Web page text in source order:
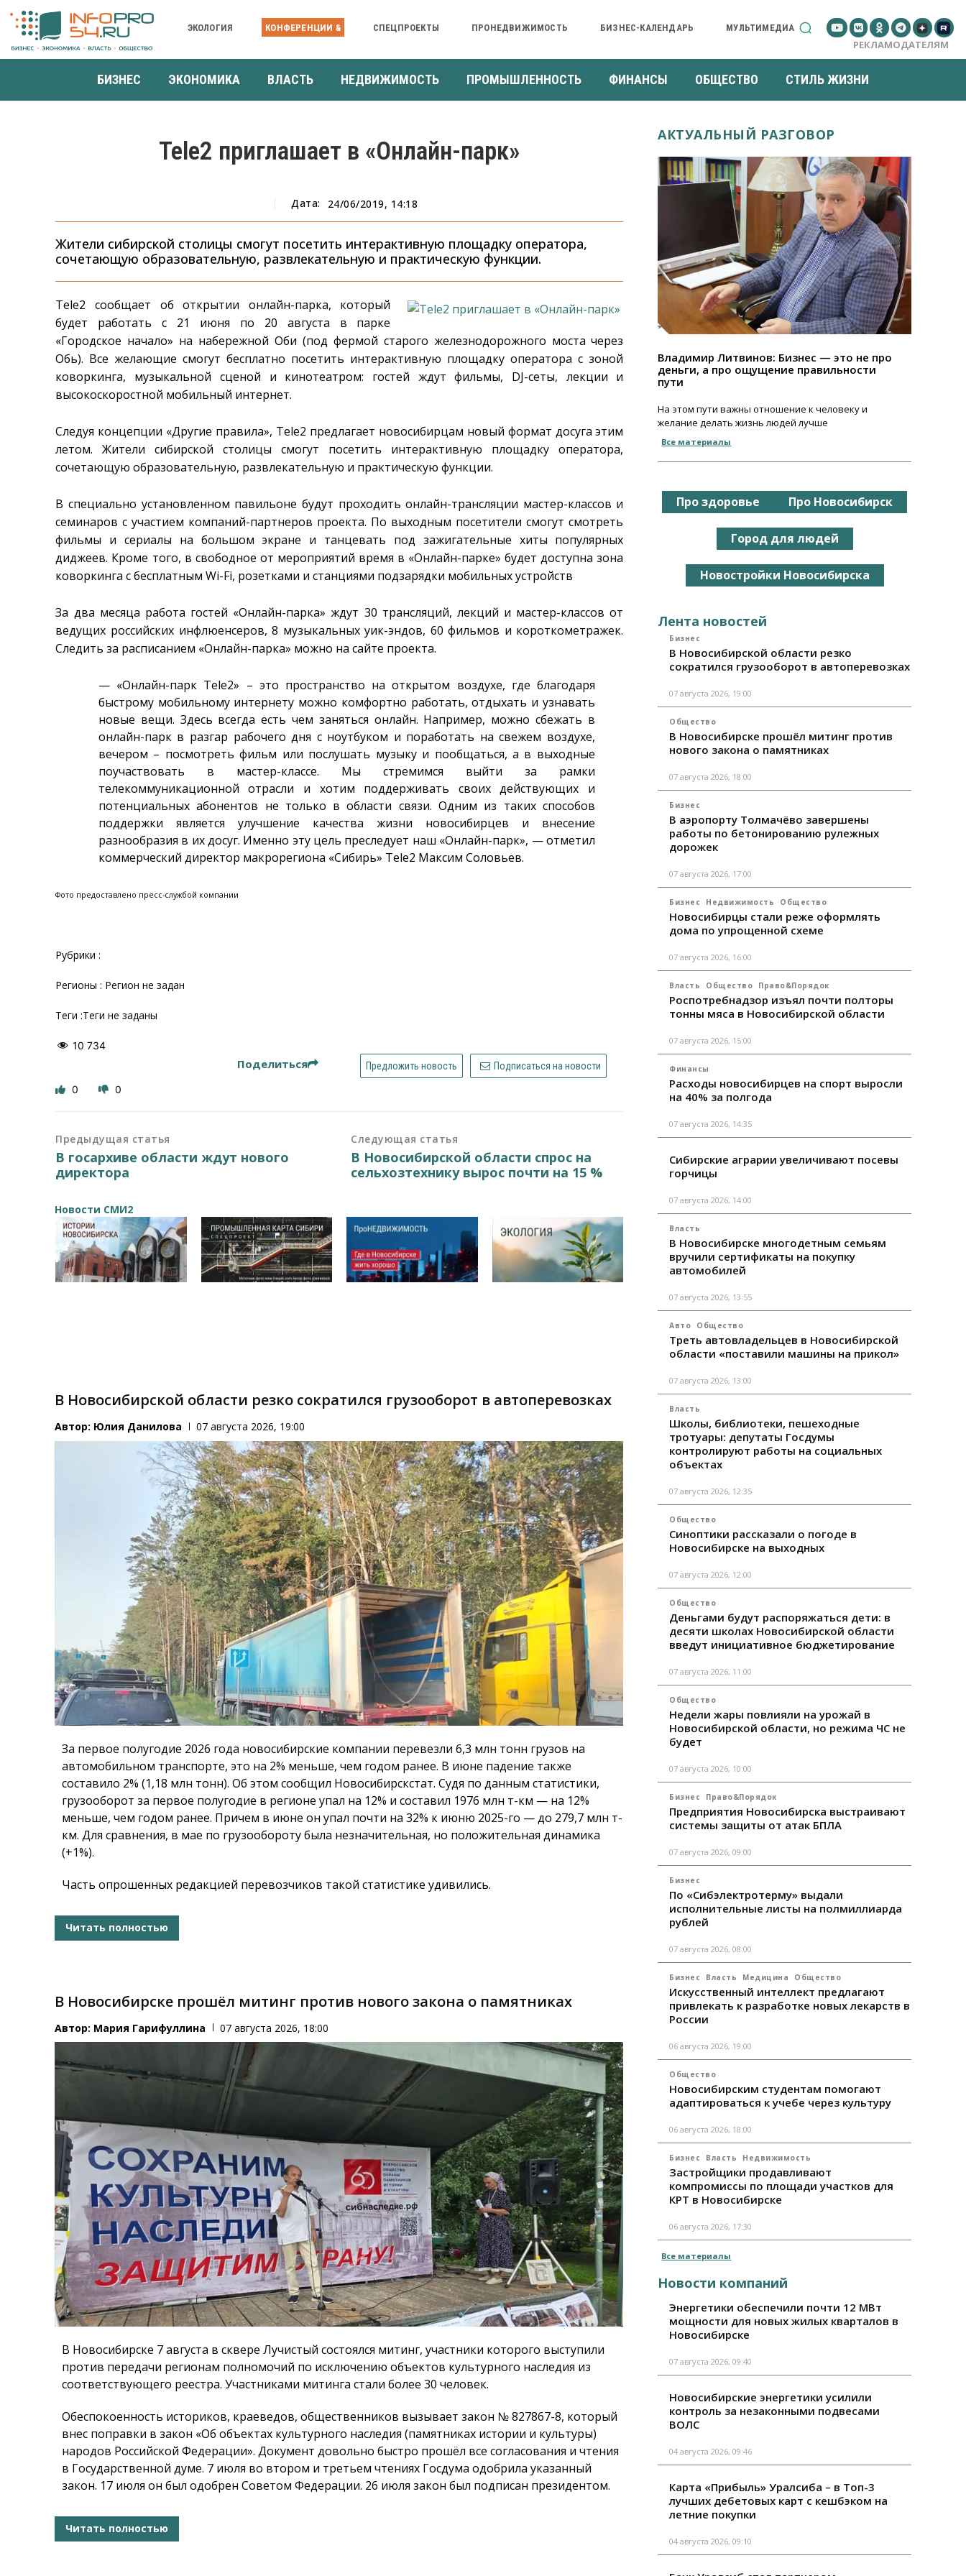
ЭКОЛОГИЯ КОНФЕРЕНЦИИ & СПЕЦПРОЕКТЫ ПРОНЕДВИЖИМОСТЬ БИЗНЕС-КАЛЕНДАРЬ МУЛЬТИМЕДИА
РЕКЛАМОДАТЕЛЯМ
БИЗНЕС ЭКОНОМИКА ВЛАСТЬ НЕДВИЖИМОСТЬ ПРОМЫШЛЕННОСТЬ ФИНАНСЫ ОБЩЕСТВО СТИЛЬ ЖИЗНИ
Tele2 приглашает в «Онлайн-парк»
Дата: 24/06/2019, 14:18
Жители сибирской столицы смогут посетить интерактивную площадку оператора,
сочетающую образовательную, развлекательную и практическую функции.
Tele2 сообщает об открытии онлайн-парка, который
будет работать с 21 июня по 20 августа в парке
«Городское начало» на набережной Оби (под фермой старого железнодорожного моста через
Обь). Все желающие смогут бесплатно посетить интерактивную площадку оператора с зоной
коворкинга, музыкальной сценой и кинотеатром: гостей ждут фильмы, DJ-сеты, лекции и
высокоскоростной мобильный интернет.
Следуя концепции «Другие правила», Tele2 предлагает новосибирцам новый формат досуга этим
летом. Жители сибирской столицы смогут посетить интерактивную площадку оператора,
сочетающую образовательную, развлекательную и практическую функции.
В специально установленном павильоне будут проходить онлайн-трансляции мастер-классов и
семинаров с участием компаний-партнеров проекта. По выходным посетители смогут смотреть
фильмы и сериалы на большом экране и танцевать под зажигательные хиты популярных
диджеев. Кроме того, в свободное от мероприятий время в «Онлайн-парке» будет доступна зона
коворкинга с бесплатным Wi-Fi, розетками и станциями подзарядки мобильных устройств
За два месяца работа гостей «Онлайн-парка» ждут 30 трансляций, лекций и мастер-классов от
ведущих российских инфлюенсеров, 8 музыкальных уик-эндов, 60 фильмов и короткометражек.
Следить за расписанием «Онлайн-парка» можно на сайте проекта.
— «Онлайн-парк Tele2» – это пространство на открытом воздухе, где благодаря
быстрому мобильному интернету можно комфортно работать, отдыхать и узнавать
новые вещи. Здесь всегда есть чем заняться онлайн. Например, можно сбежать в
онлайн-парк в разгар рабочего дня с ноутбуком и поработать на свежем воздухе,
вечером – посмотреть фильм или послушать музыку и пообщаться, а в выходные
поучаствовать в мастер-классе. Мы стремимся выйти за рамки
телекоммуникационной отрасли и хотим поддерживать своих действующих и
потенциальных абонентов не только в области связи. Одним из таких способов
поддержки является улучшение качества жизни новосибирцев и внесение
разнообразия в их досуг. Именно эту цель преследует наш «Онлайн-парк», — отметил
коммерческий директор макрорегиона «Сибирь» Tele2 Максим Соловьев.
Фото предоставлено пресс-службой компании
Рубрики :
Регионы : Регион не задан
Теги :Теги не заданы
10 734
Поделиться Предложить новость Подписаться на новости
0 0
Предыдущая статья
В госархиве области ждут нового
директора
Следующая статья
В Новосибирской области спрос на
сельхозтехнику вырос почти на 15 %
Новости СМИ2
В Новосибирской области резко сократился грузооборот в автоперевозках
Автор: Юлия Данилова 07 августа 2026, 19:00
За первое полугодие 2026 года новосибирские компании перевезли 6,3 млн тонн грузов на
автомобильном транспорте, это на 2% меньше, чем годом ранее. В июне падение также
составило 2% (1,18 млн тонн). Об этом сообщил Новосибирскстат. Судя по данным статистики,
грузооборот за первое полугодие в регионе упал на 12% и составил 1976 млн т-км — на 12%
меньше, чем годом ранее. Причем в июне он упал почти на 32% к июню 2025-го — до 279,7 млн т-
км. Для сравнения, в мае по грузообороту была незначительная, но положительная динамика
(+1%).
Часть опрошенных редакцией перевозчиков такой статистике удивились.
Читать полностью
В Новосибирске прошёл митинг против нового закона о памятниках
Автор: Мария Гарифуллина 07 августа 2026, 18:00
В Новосибирске 7 августа в сквере Лучистый состоялся митинг, участники которого выступили
против передачи регионам полномочий по исключению объектов культурного наследия из
соответствующего реестра. Участниками митинга стали более 30 человек.
Обеспокоенность историков, краеведов, общественников вызывает закон № 827867-8, который
внес поправки в закон «Об объектах культурного наследия (памятниках истории и культуры)
народов Российской Федерации». Документ довольно быстро прошёл все согласования и чтения
в Государственной думе. 7 июля во втором и третьем чтениях Госдума одобрила указанный
закон. 17 июля он был одобрен Советом Федерации. 26 июля закон был подписан президентом.
Читать полностью
АКТУАЛЬНЫЙ РАЗГОВОР
Владимир Литвинов: Бизнес — это не про
деньги, а про ощущение правильности
пути
На этом пути важны отношение к человеку и
желание делать жизнь людей лучше
Все материалы
Про здоровье Про Новосибирск
Город для людей
Новостройки Новосибирска
Лента новостей
Бизнес
В Новосибирской области резко
сократился грузооборот в автоперевозках
07 августа 2026, 19:00
Общество
В Новосибирске прошёл митинг против
нового закона о памятниках
07 августа 2026, 18:00
Бизнес
В аэропорту Толмачёво завершены
работы по бетонированию рулежных
дорожек
07 августа 2026, 17:00
Бизнес Недвижимость Общество
Новосибирцы стали реже оформлять
дома по упрощенной схеме
07 августа 2026, 16:00
Власть Общество Право&Порядок
Роспотребнадзор изъял почти полторы
тонны мяса в Новосибирской области
07 августа 2026, 15:00
Финансы
Расходы новосибирцев на спорт выросли
на 40% за полгода
07 августа 2026, 14:35
Сибирские аграрии увеличивают посевы
горчицы
07 августа 2026, 14:00
Власть
В Новосибирске многодетным семьям
вручили сертификаты на покупку
автомобилей
07 августа 2026, 13:55
Авто Общество
Треть автовладельцев в Новосибирской
области «поставили машины на прикол»
07 августа 2026, 13:00
Власть
Школы, библиотеки, пешеходные
тротуары: депутаты Госдумы
контролируют работы на социальных
объектах
07 августа 2026, 12:35
Общество
Синоптики рассказали о погоде в
Новосибирске на выходных
07 августа 2026, 12:00
Общество
Деньгами будут распоряжаться дети: в
десяти школах Новосибирской области
введут инициативное бюджетирование
07 августа 2026, 11:00
Общество
Недели жары повлияли на урожай в
Новосибирской области, но режима ЧС не
будет
07 августа 2026, 10:00
Бизнес Право&Порядок
Предприятия Новосибирска выстраивают
системы защиты от атак БПЛА
07 августа 2026, 09:00
Бизнес
По «Сибэлектротерму» выдали
исполнительные листы на полмиллиарда
рублей
07 августа 2026, 08:00
Бизнес Власть Медицина Общество
Искусственный интеллект предлагают
привлекать к разработке новых лекарств в
России
06 августа 2026, 19:00
Общество
Новосибирским студентам помогают
адаптироваться к учебе через культуру
06 августа 2026, 18:00
Бизнес Власть Недвижимость
Застройщики продавливают
компромиссы по площади участков для
КРТ в Новосибирске
06 августа 2026, 17:30
Все материалы
Новости компаний
Энергетики обеспечили почти 12 МВт
мощности для новых жилых кварталов в
Новосибирске
07 августа 2026, 09:40
Новосибирские энергетики усилили
контроль за незаконными подвесами
ВОЛС
04 августа 2026, 09:46
Карта «Прибыль» Уралсиба – в Топ-3
лучших дебетовых карт с кешбэком на
летние покупки
04 августа 2026, 09:10